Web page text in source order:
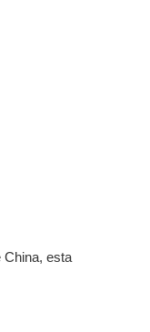
China, esta